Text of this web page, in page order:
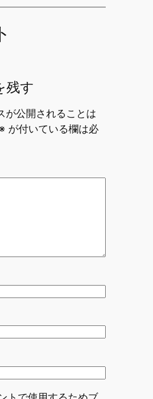
残す
が公開されることは
※ が付いている欄は必